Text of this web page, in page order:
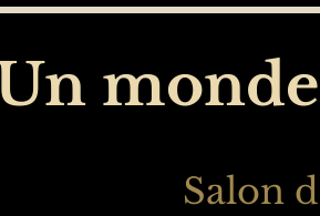
Salon